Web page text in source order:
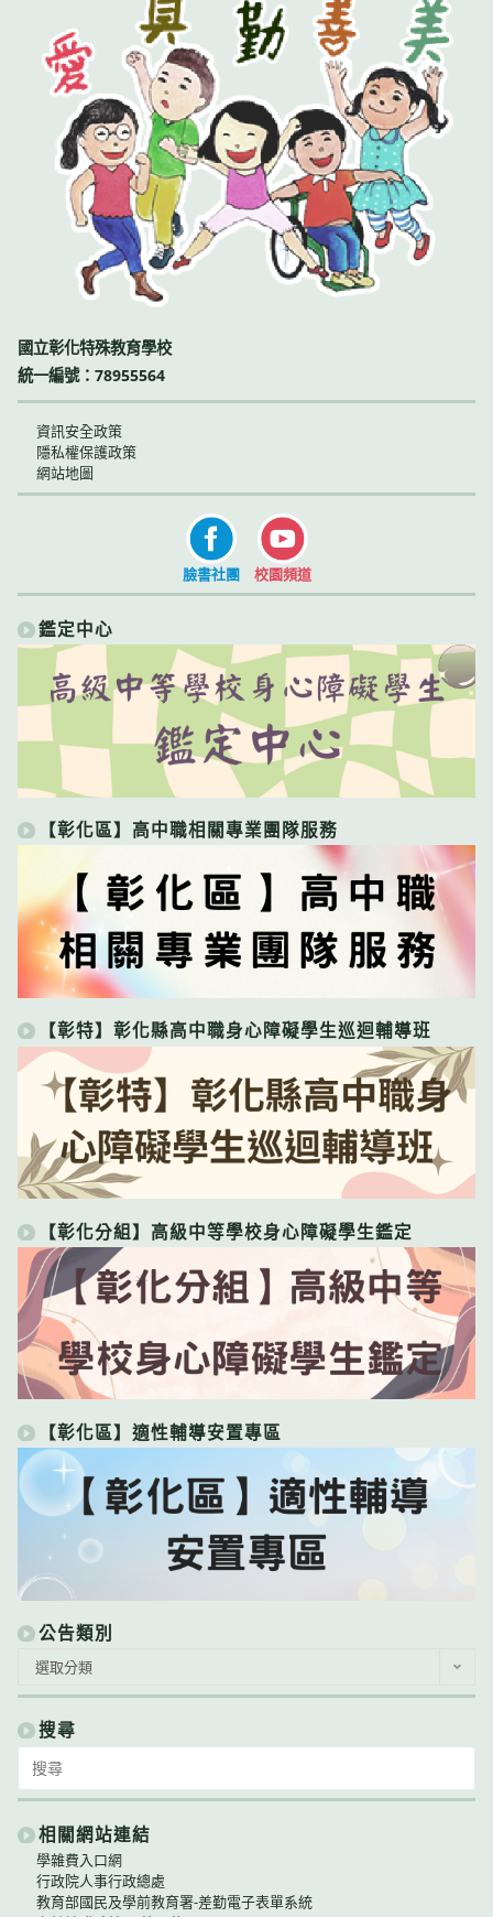
國立彰化特殊教育學校
統一編號：78955564
資訊安全政策
隱私權保護政策
網站地圖
臉書社團 校園頻道
鑑定中心
【彰化區】高中職相關專業團隊服務
【彰特】彰化縣高中職身心障礙學生巡迴輔導班
【彰化分組】高級中等學校身心障礙學生鑑定
【彰化區】適性輔導安置專區
公告類別
類
別
選取分類
搜尋
for:
相關網站連結
學雜費入口網
行政院人事行政總處
教育部國民及學前教育署-差勤電子表單系統